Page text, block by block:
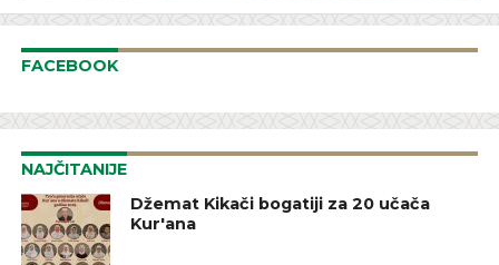
FACEBOOK
NAJČITANIJE
Džemat Kikači bogatiji za 20 učača
Kur'ana